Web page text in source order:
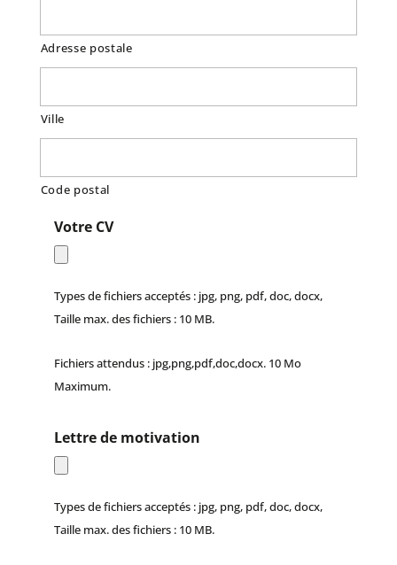
Adresse postale
Ville
Code postal
Votre CV
Types de fichiers acceptés : jpg, png, pdf, doc, docx,
Taille max. des fichiers : 10 MB.
Fichiers attendus : jpg,png,pdf,doc,docx. 10 Mo
Maximum.
Lettre de motivation
Types de fichiers acceptés : jpg, png, pdf, doc, docx,
Taille max. des fichiers : 10 MB.